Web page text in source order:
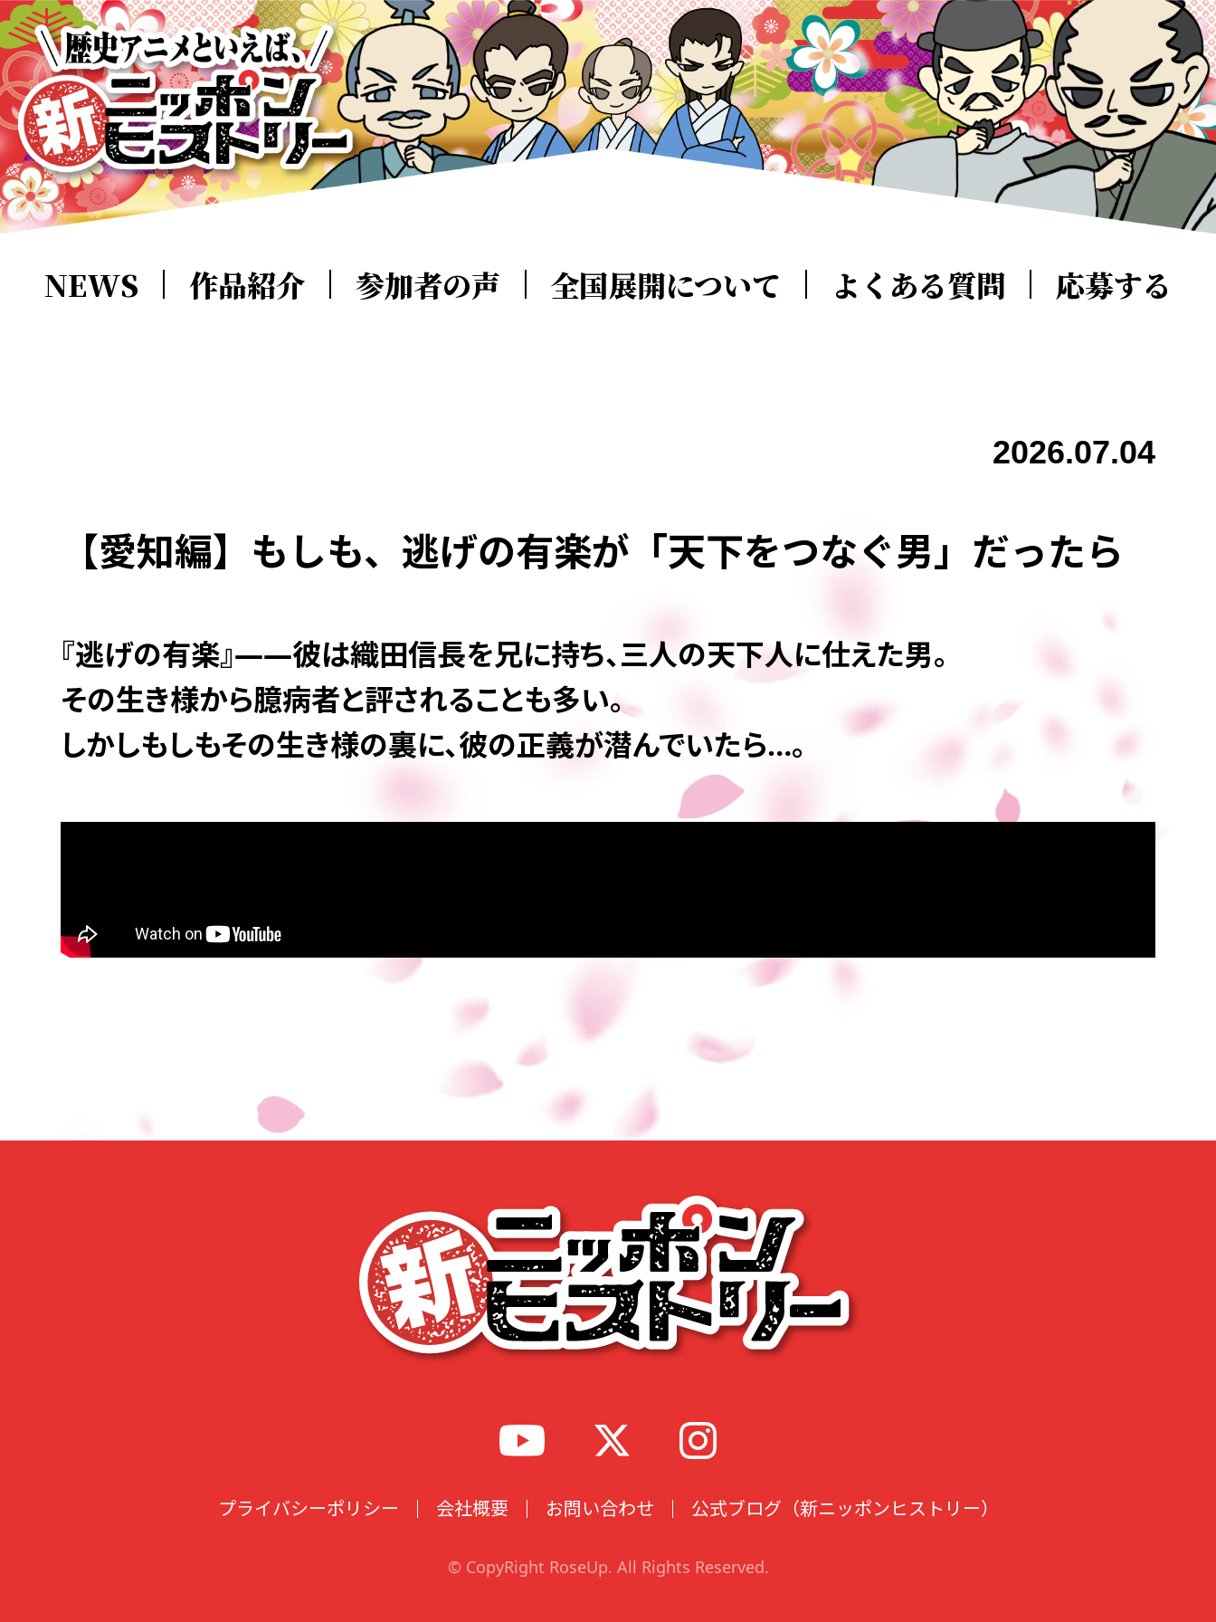
NEWS 作品紹介 参加者の声 全国展開について よくある質問 応募する
2026.07.04
【愛知編】もしも、逃げの有楽が「天下をつなぐ男」だったら
『逃げの有楽』——彼は織田信長を兄に持ち、三人の天下人に仕えた男。
その生き様から臆病者と評されることも多い。
しかしもしもその生き様の裏に、彼の正義が潜んでいたら…。
プライバシーポリシー 会社概要 お問い合わせ 公式ブログ（新ニッポンヒストリー）
© CopyRight RoseUp. All Rights Reserved.